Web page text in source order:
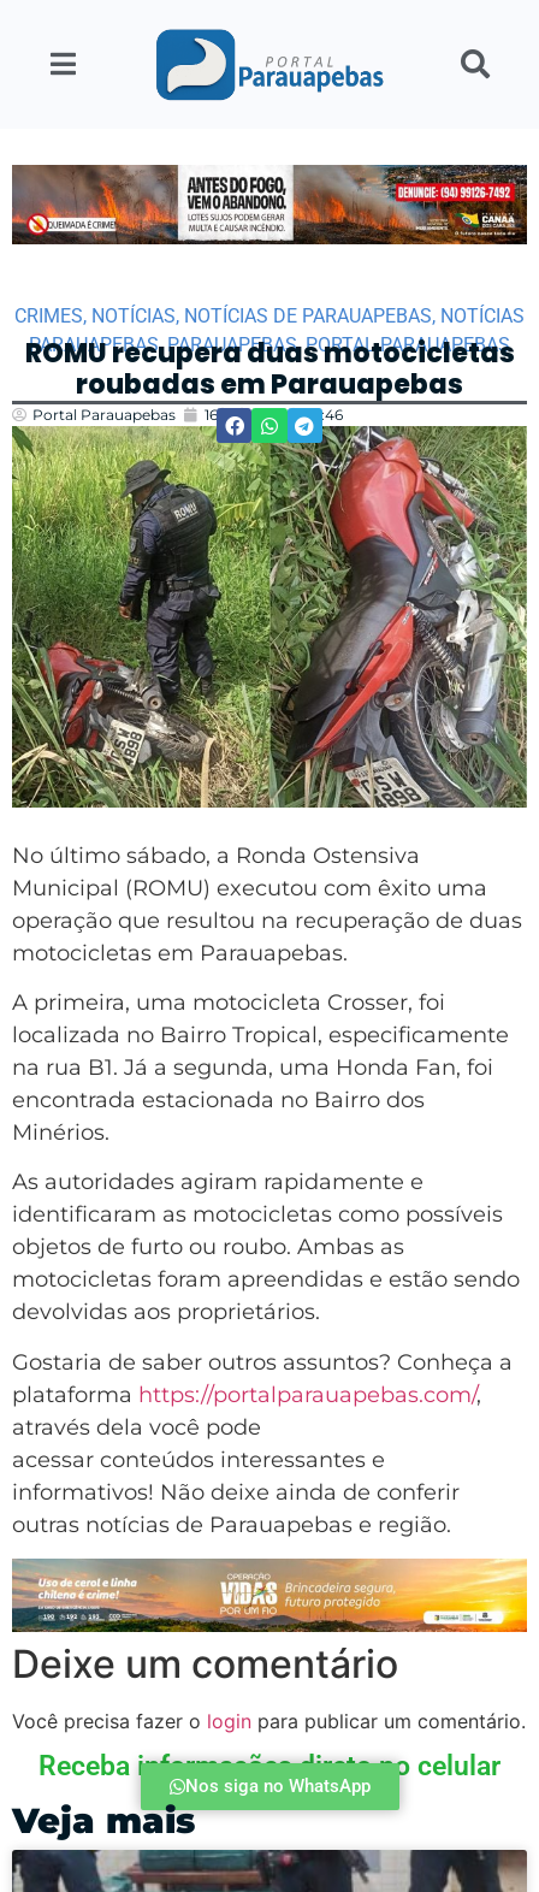
CRIMES, NOTÍCIAS, NOTÍCIAS DE PARAUAPEBAS, NOTÍCIAS
PARAUAPEBAS,PARAUAPEBAS,PORTAL PARAUAPEBAS
ROMU recupera duas motocicletas
roubadas em Parauapebas
Portal Parauapebas 16/01/2024 10:46
No último sábado, a Ronda Ostensiva
Municipal (ROMU) executou com êxito uma
operação que resultou na recuperação de duas
motocicletas em Parauapebas.
A primeira, uma motocicleta Crosser, foi
localizada no Bairro Tropical, especificamente
na rua B1. Já a segunda, uma Honda Fan, foi
encontrada estacionada no Bairro dos
Minérios.
As autoridades agiram rapidamente e
identificaram as motocicletas como possíveis
objetos de furto ou roubo. Ambas as
motocicletas foram apreendidas e estão sendo
devolvidas aos proprietários.
Gostaria de saber outros assuntos? Conheça a
plataforma https://portalparauapebas.com/,
através dela você pode
acessar conteúdos interessantes e
informativos! Não deixe ainda de conferir
outras notícias de Parauapebas e região.
Deixe um comentário
Você precisa fazer o login para publicar um comentário.
Receba informações direto no celular
Nos siga no WhatsApp
Veja mais